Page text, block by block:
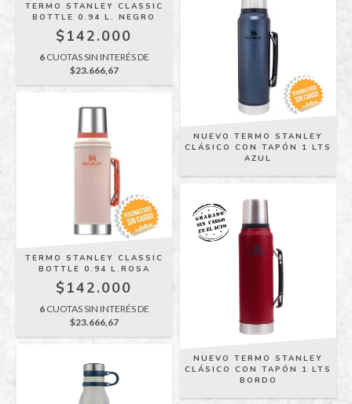
TERMO STANLEY CLASSIC
BOTTLE 0.94 L. NEGRO
$142.000
6 CUOTAS SIN INTERÉS DE
$23.666,67
TERMO STANLEY CLASSIC
BOTTLE 0.94 L.ROSA
$142.000
6 CUOTAS SIN INTERÉS DE
$23.666,67
NUEVO TERMO STANLEY
CLÁSICO CON TAPÓN 1 LTS
AZUL
NUEVO TERMO STANLEY
CLÁSICO CON TAPÓN 1 LTS
BORDO